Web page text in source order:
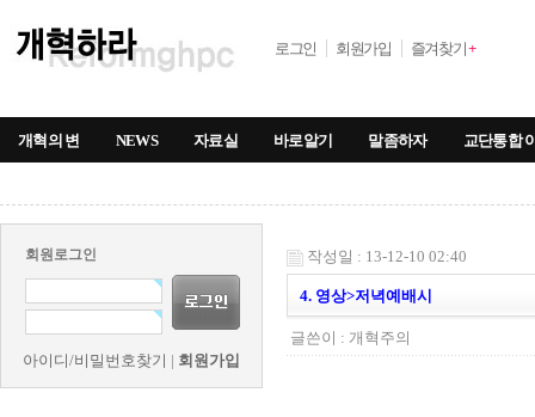
로그인 회원가입 즐겨찾기+
개혁의 변 NEWS 자료실 바로알기 말좀하자 교단통합
회원로그인
아이디/비밀번호찾기 | 회원가입
작성일 : 13-12-10 02:40
4. 영상>저녁예배시
글쓴이 : 개혁주의